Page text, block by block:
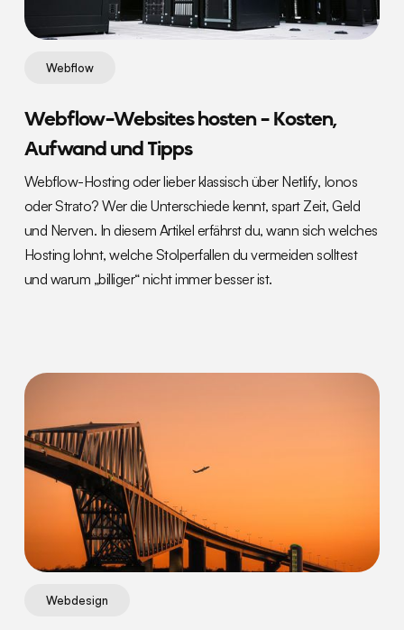
Webflow
Webflow-Websites hosten - Kosten,
Aufwand und Tipps
Webflow-Hosting oder lieber klassisch über Netlify, Ionos
oder Strato? Wer die Unterschiede kennt, spart Zeit, Geld
und Nerven. In diesem Artikel erfährst du, wann sich welches
Hosting lohnt, welche Stolperfallen du vermeiden solltest
und warum „billiger“ nicht immer besser ist.
Webdesign